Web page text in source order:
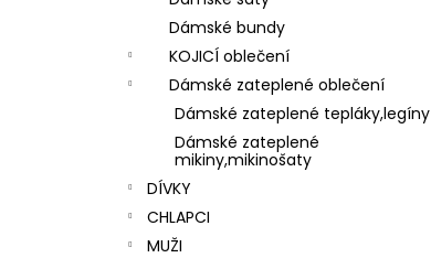
Dámské bundy
KOJICÍ oblečení
Dámské zateplené oblečení
Dámské zateplené tepláky,legíny
Dámské zateplené
mikiny,mikinošaty
DÍVKY
CHLAPCI
MUŽI
1 199 Kč